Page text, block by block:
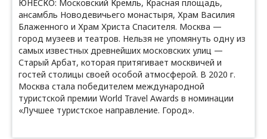
ЮНЕСКО: Московский Кремль, Красная площадь,
ансамбль Новодевичьего монастыря, Храм Василия
Блаженного и Храм Христа Спасителя. Москва —
город музеев и театров. Нельзя не упомянуть одну из
самых известных древнейших московских улиц —
Старый Арбат, которая притягивает москвичей и
гостей столицы своей особой атмосферой. В 2020 г.
Москва стала победителем международной
туристской премии World Travel Awards в номинации
«Лучшее туристское направление. Город».